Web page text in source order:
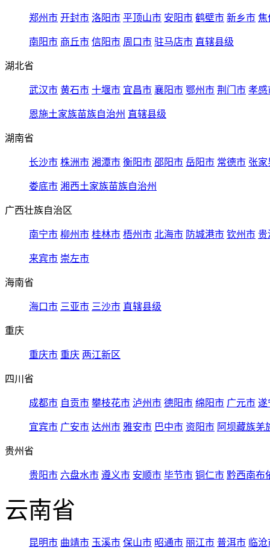
郑州市 开封市 洛阳市 平顶山市 安阳市 鹤壁市 新乡市 焦
南阳市 商丘市 信阳市 周口市 驻马店市 直辖县级
湖北省
武汉市 黄石市 十堰市 宜昌市 襄阳市 鄂州市 荆门市 孝感
恩施土家族苗族自治州 直辖县级
湖南省
长沙市 株洲市 湘潭市 衡阳市 邵阳市 岳阳市 常德市 张家
娄底市 湘西土家族苗族自治州
广西壮族自治区
南宁市 柳州市 桂林市 梧州市 北海市 防城港市 钦州市 贵
来宾市 崇左市
海南省
海口市 三亚市 三沙市 直辖县级
重庆
重庆市 重庆 两江新区
四川省
成都市 自贡市 攀枝花市 泸州市 德阳市 绵阳市 广元市 遂
宜宾市 广安市 达州市 雅安市 巴中市 资阳市 阿坝藏族羌
贵州省
贵阳市 六盘水市 遵义市 安顺市 毕节市 铜仁市 黔西南布
云南省
昆明市 曲靖市 玉溪市 保山市 昭通市 丽江市 普洱市 临